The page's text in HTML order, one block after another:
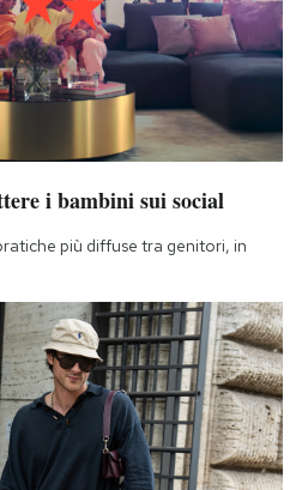
i bambini sui social
più diffuse tra genitori, in